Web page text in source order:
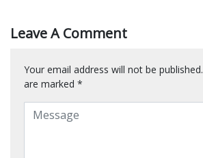
Leave A Comment
Your email address will not be published.
are marked *